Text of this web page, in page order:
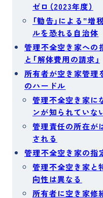
ゼロ（2023年度）
「勧告」による‟
ルを恐れる自治体
管理不全空き家への
と「解体費用の請求」
所有者が空き家管理
のハードル
管理不全空き家に
ンが知られていな
管理責任の所在が
される
管理不全空き家の指
管理不全空き家と
向性は異なる
所有者に空き家修